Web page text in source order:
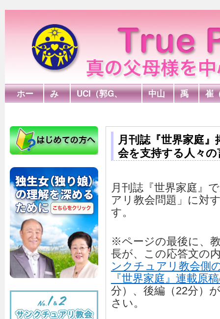
ホー
み
UCI（郭G、
中山
禹
崔
月刊誌『世界家庭
会を支持する人々
月刊誌『世界家庭』
アリ教会問題」に対
す。
※ページの最後に、
長が、この応答文の
ンクチュアリ教会側
『世界家庭』連載原
分）、後編（22分）
さい。